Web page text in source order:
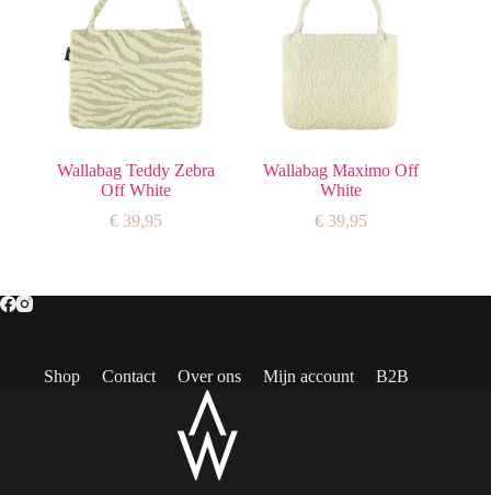
Wallabag Teddy Zebra
Off White
€39,95
Wallabag Maximo Off
White
€39,95
Shop Contact Over ons Mijn account B2B